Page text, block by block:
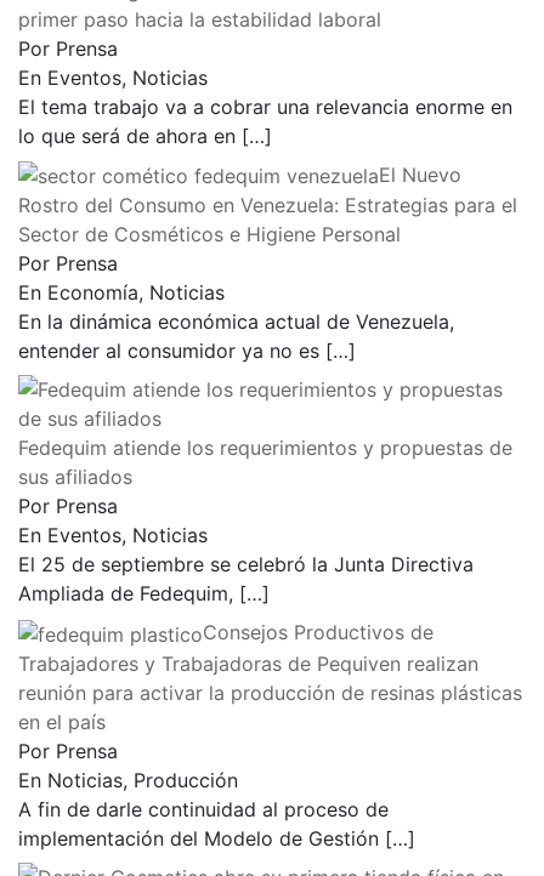
primer paso hacia la estabilidad laboral
Por Prensa
En Eventos, Noticias
El tema trabajo va a cobrar una relevancia enorme en
lo que será de ahora en […]
El Nuevo
Rostro del Consumo en Venezuela: Estrategias para el
Sector de Cosméticos e Higiene Personal
Por Prensa
En Economía, Noticias
En la dinámica económica actual de Venezuela,
entender al consumidor ya no es […]
Fedequim atiende los requerimientos y propuestas de
sus afiliados
Por Prensa
En Eventos, Noticias
El 25 de septiembre se celebró la Junta Directiva
Ampliada de Fedequim, […]
Consejos Productivos de
Trabajadores y Trabajadoras de Pequiven realizan
reunión para activar la producción de resinas plásticas
en el país
Por Prensa
En Noticias, Producción
A fin de darle continuidad al proceso de
implementación del Modelo de Gestión […]